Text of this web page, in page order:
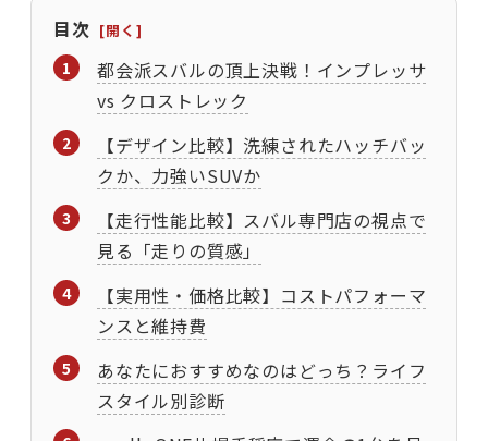
目次
都会派スバルの頂上決戦！インプレッサ
vs クロストレック
【デザイン比較】洗練されたハッチバッ
クか、力強いSUVか
【走行性能比較】スバル専門店の視点で
見る「走りの質感」
【実用性・価格比較】コストパフォーマ
ンスと維持費
あなたにおすすめなのはどっち？ライフ
スタイル別診断